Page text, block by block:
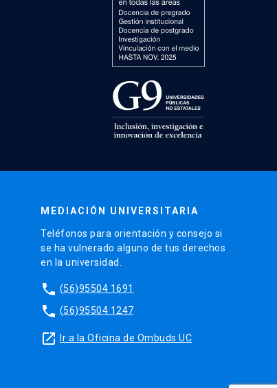
MEDIACIÓN UNIVERSITARIA
Teléfonos para orientación y consejo si
se ha vulnerado alguno de tus derechos
en la universidad.
phone (56)95504 1691
phone (56)95504 1247
launch Ir a la Oficina de Ombuds UC